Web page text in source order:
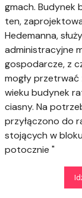
gmach. Budynek
ten,
Hedemanna,
administracyjne
gospodarcze, z
mogły
wieku budynek
ciasny. Na
przyłączono do
stojących w
potocznie "